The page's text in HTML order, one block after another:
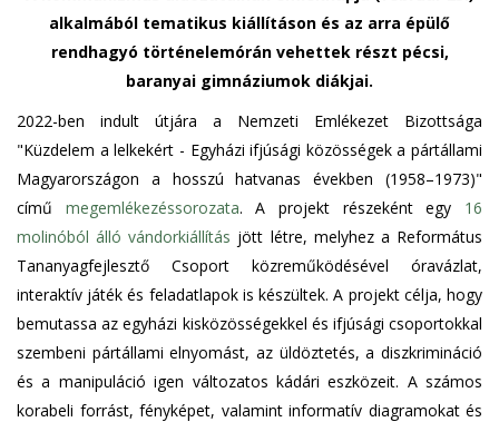
alkalmából tematikus kiállításon és az arra épülő
rendhagyó történelemórán vehettek részt pécsi,
baranyai gimnáziumok diákjai.
2022-ben indult útjára a Nemzeti Emlékezet Bizottsága
"Küzdelem a lelkekért - Egyházi ifjúsági közösségek a pártállami
Magyarországon a hosszú hatvanas években (1958–1973)"
című megemlékezéssorozata. A projekt részeként egy 16
molinóból álló vándorkiállítás jött létre, melyhez a Református
Tananyagfejlesztő Csoport közreműködésével óravázlat,
interaktív játék és feladatlapok is készültek. A projekt célja, hogy
bemutassa az egyházi kisközösségekkel és ifjúsági csoportokkal
szembeni pártállami elnyomást, az üldöztetés, a diszkrimináció
és a manipuláció igen változatos kádári eszközeit. A számos
korabeli forrást, fényképet, valamint informatív diagramokat és